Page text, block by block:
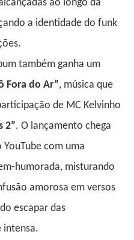
ao longo da
a identidade do funk
também ganha um
Fora do Ar”, música que
de MC Kelvinho
2”. O lançamento chega
com uma
humorada, misturando
amorosa em versos
escapar das
intensa.